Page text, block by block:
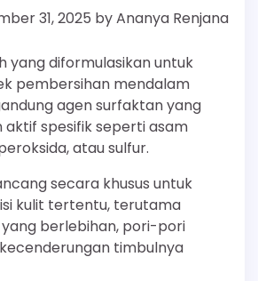
31, 2025 byAnanya Renjana
yang diformulasikan untuk
pembersihan mendalam
agen surfaktan yang
aktif spesifik seperti asam
atau sulfur.
secara khusus untuk
kulit tertentu, terutama
berlebihan, pori-pori
timbulnya